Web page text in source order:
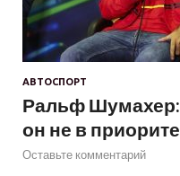
АВТОСПОРТ
Ральф Шумахер:
он не в
Оставьте комментарий